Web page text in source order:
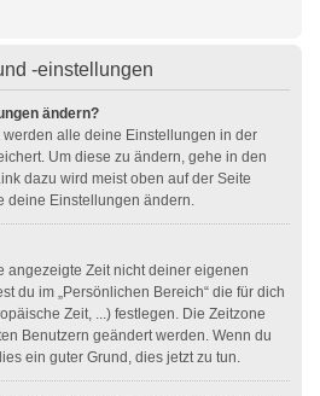
-einstellungen
ändern?
alle deine Einstellungen in der
Um diese zu ändern, gehe in den
dazu wird meist oben auf der Seite
deine Einstellungen ändern.
angezeigte Zeit nicht deiner eigenen
du im „Persönlichen Bereich“ die für dich
Zeit, ...) festlegen. Die Zeitzone
Benutzern geändert werden. Wenn du
ein guter Grund, dies jetzt zu tun.